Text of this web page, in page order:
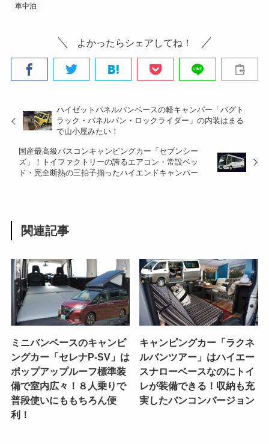
車中泊
よかったらシェアしてね！
ハイゼットパネルバンベースの軽キャンパー「バグト
ラック・パネルバン・ロックライダー」の内装はまる
で山小屋みたい！
国産最高級バスコンキャンピングカー「セブンシー
ズ」！トイファクトリーの誇るエアコン・常設ベッ
ド・完全断熱の三拍子揃ったハイエンドキャンパー
関連記事
ミニバンベースのキャンピ
ングカー「セレナP-SV」は
ポップアップルーフ標準装
備で室内広々！８人乗りで
普段使いにももちろん便
利！
キャンピングカー「ラクネ
ルバンツアー」はハイエー
スナローベースなのにトイ
レが装備できる！収納も充
実したバンコンバージョン